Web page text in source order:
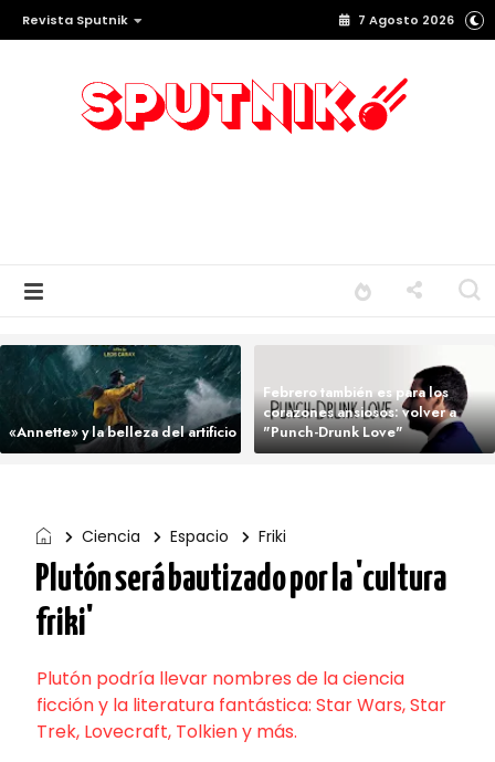
Revista Sputnik 7 Agosto 2026
«Annette» y la belleza del artificio
Febrero también es para los
corazones ansiosos: volver a
"Punch-Drunk Love"
Ciencia Espacio Friki
Plutón será bautizado por la 'cultura
friki'
Plutón podría llevar nombres de la ciencia
ficción y la literatura fantástica: Star Wars, Star
Trek, Lovecraft, Tolkien y más.